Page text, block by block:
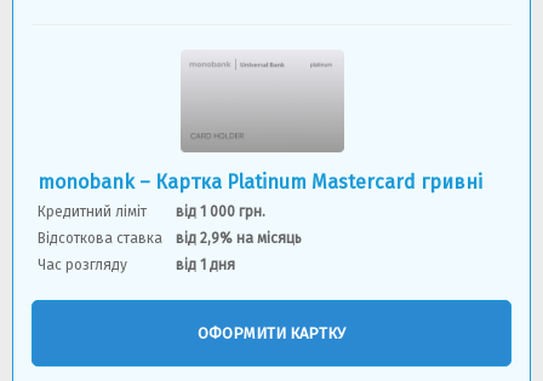
monobank – Картка Platinum Mastercard гривні
Кредитний ліміт
від 1 000 грн.
Відсоткова ставка
від 2,9% на місяць
Час розгляду
від 1 дня
ОФОРМИТИ КАРТКУ